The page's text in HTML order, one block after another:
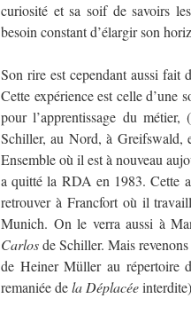
curiosité et sa soif de savoirs
besoin constant d’élargir son
Son rire est cependant aussi fait
Cette expérience est celle d’une
pour l’apprentissage du
Schiller, au Nord, à Greifswald,
Ensemble où il est à nouveau
a quitté la RDA en 1983. Cette
retrouver à Francfort où il
Munich. On le verra aussi à
Carlosde Schiller. Mais
de Heiner Müller au répertoire
remaniée dela Déplacée